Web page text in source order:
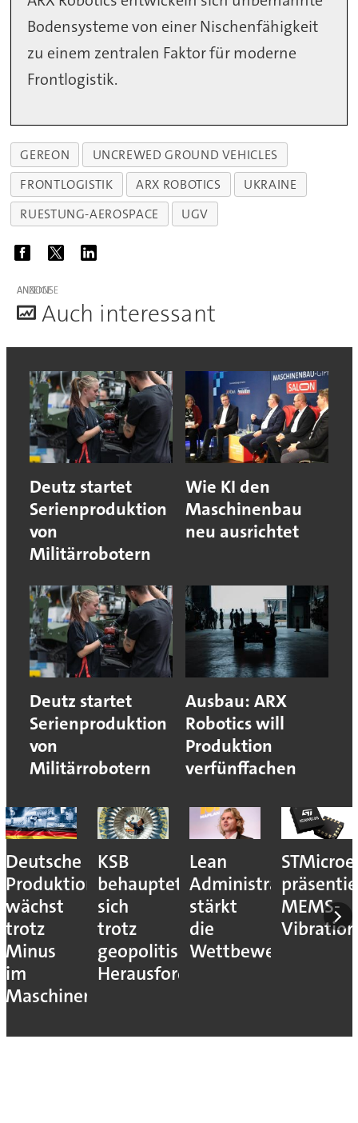
Bodensysteme von einer Nischenfähigkeit
zu einem zentralen Faktor für moderne
Frontlogistik.
GEREON
UNCREWED GROUND VEHICLES
FRONTLOGISTIK
ARX ROBOTICS
UKRAINE
RUESTUNG-AEROSPACE
UGV
ANZEIGE
Auch interessant
Deutz startet
Serienproduktion
von
Militärrobotern
Wie KI den
Maschinenbau
neu ausrichtet
Deutz startet
Serienproduktion
von
Militärrobotern
Ausbau: ARX
Robotics will
Produktion
verfünffachen
Deutsche
Produktion
wächst
trotz
Minus
im
Maschinenbau
KSB
behauptet
sich
trotz
geopolitischer
Herausforderungen
Lean
Administration
stärkt
die
MEMS-